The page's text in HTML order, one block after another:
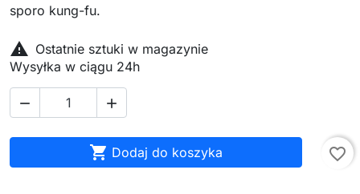
sporo kung-fu.
 Ostatnie sztuki w magazynie
Wysyłka w ciągu 24h
 
 Dodaj do koszyka favorite_border